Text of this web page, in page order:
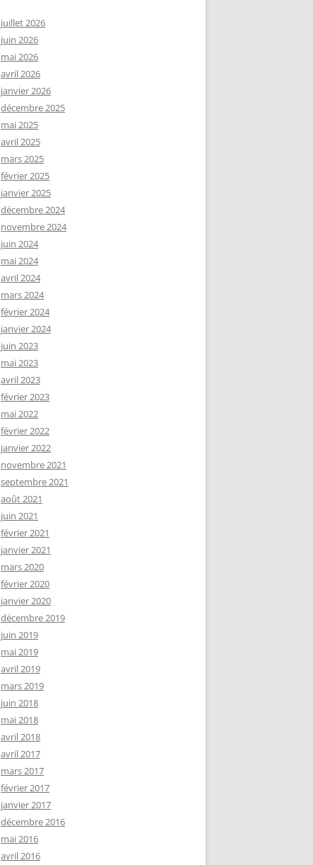
juillet 2026
juin 2026
mai 2026
avril 2026
janvier 2026
décembre 2025
mai 2025
avril 2025
mars 2025
février 2025
janvier 2025
décembre 2024
novembre 2024
juin 2024
mai 2024
avril 2024
mars 2024
février 2024
janvier 2024
juin 2023
mai 2023
avril 2023
février 2023
mai 2022
février 2022
janvier 2022
novembre 2021
septembre 2021
août 2021
juin 2021
février 2021
janvier 2021
mars 2020
février 2020
janvier 2020
décembre 2019
juin 2019
mai 2019
avril 2019
mars 2019
juin 2018
mai 2018
avril 2018
avril 2017
mars 2017
février 2017
janvier 2017
décembre 2016
mai 2016
avril 2016